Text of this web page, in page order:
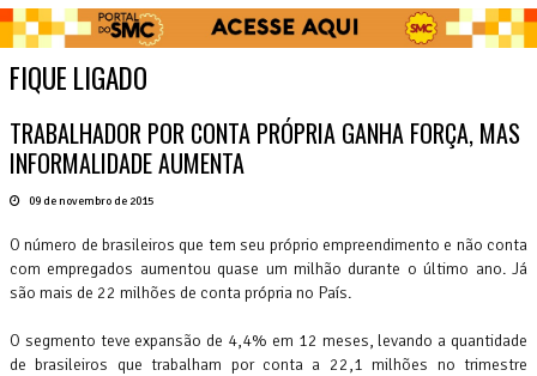
FIQUE LIGADO
TRABALHADOR POR CONTA PRÓPRIA GANHA FORÇA, MAS
INFORMALIDADE AUMENTA
09 de novembro de 2015
O número de brasileiros que tem seu próprio empreendimento e não conta
com empregados aumentou quase um milhão durante o último ano. Já
são mais de 22 milhões de conta própria no País.
O segmento teve expansão de 4,4% em 12 meses, levando a quantidade
de brasileiros que trabalham por conta a 22,1 milhões no trimestre